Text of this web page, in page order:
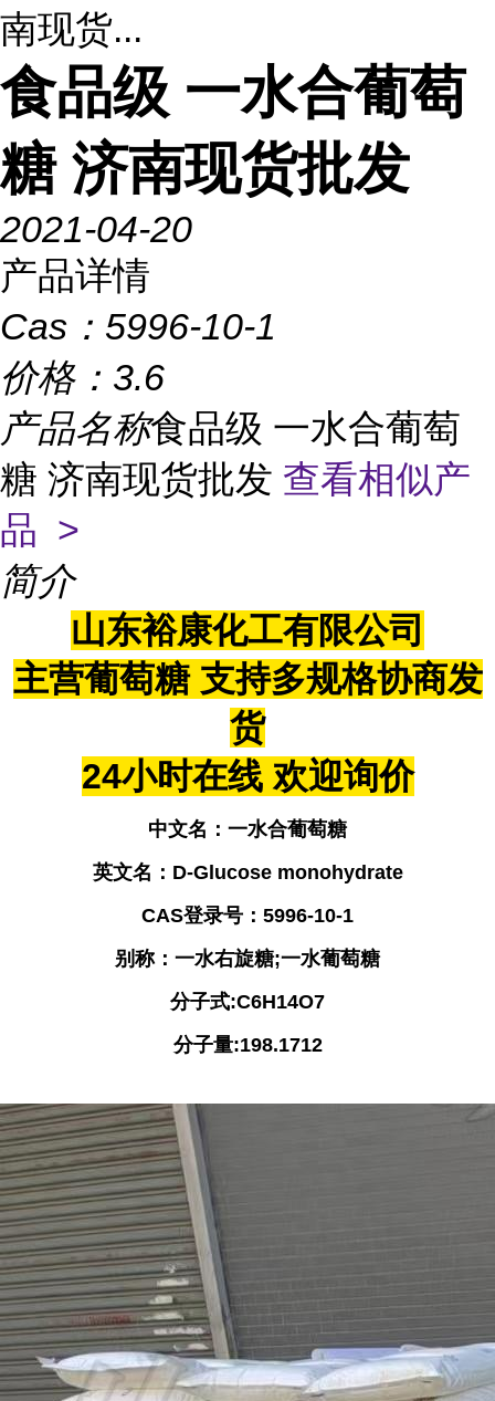
南现货...
食品级 一水合葡萄
糖 济南现货批发
2021-04-20
产品详情
Cas： 5996-10-1
价格： 3.6
产品名称食品级 一水合葡萄
糖 济南现货批发 查看相似产
品 >
简介
山东裕康化工有限公司
主营葡萄糖 支持多规格协商发
货
24小时在线 欢迎询价
中文名 ： 一水合葡萄糖
英文名 ： D-Glucose monohydrate
CAS登录号 ： 5996-10-1
别称： 一水右旋糖;一水葡萄糖
分子式:C6H14O7
分子量:198.1712